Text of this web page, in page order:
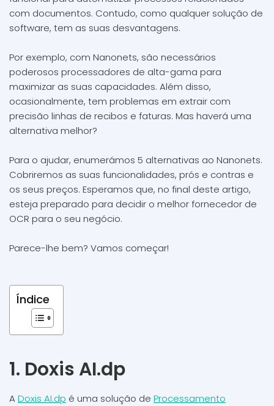
com documentos. Contudo, como qualquer solução de
software, tem as suas desvantagens.
Por exemplo, com Nanonets, são necessários
poderosos processadores de alta-gama para
maximizar as suas capacidades. Além disso,
ocasionalmente, tem problemas em extrair com
precisão linhas de recibos e faturas. Mas haverá uma
alternativa melhor?
Para o ajudar, enumerámos 5 alternativas ao Nanonets.
Cobriremos as suas funcionalidades, prós e contras e
os seus preços. Esperamos que, no final deste artigo,
esteja preparado para decidir o melhor fornecedor de
OCR para o seu negócio.
Parece-lhe bem? Vamos começar!
Índice
1. Doxis AI.dp
A Doxis AI.dp é uma solução de Processamento